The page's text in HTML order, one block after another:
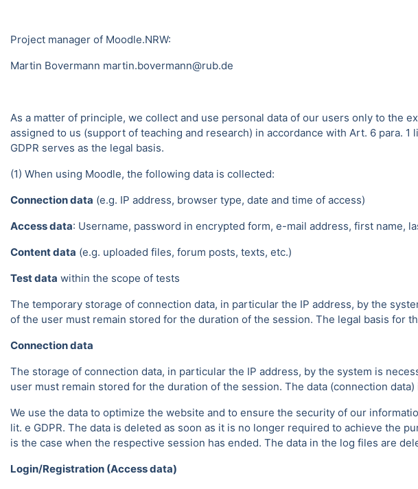
Project manager of Moodle.NRW:
Martin Bovermann martin.bovermann@rub.de
As a matter of principle, we collect and use personal data of our users only to the
assigned to us (support of teaching and research) in accordance with Art. 6 para.
GDPR serves as the legal basis.
(1) When using Moodle, the following data is collected:
Connection data (e.g. IP address, browser type, date and time of access)
Access data: Username, password in encrypted form, e-mail address, first name,
Content data (e.g. uploaded files, forum posts, texts, etc.)
Test data within the scope of tests
The temporary storage of connection data, in particular the IP address, by the
of the user must remain stored for the duration of the session. The legal basis for
Connection data
The storage of connection data, in particular the IP address, by the system is
user must remain stored for the duration of the session. The data (connection
We use the data to optimize the website and to ensure the security of our
lit. e GDPR. The data is deleted as soon as it is no longer required to achieve the
is the case when the respective session has ended. The data in the log files are
Login/Registration (Access data)